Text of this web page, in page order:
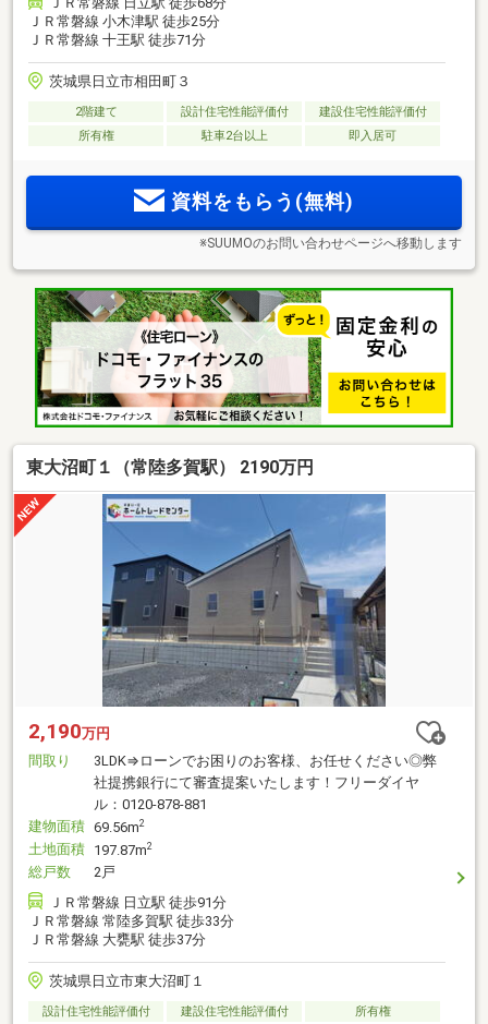
ＪＲ常磐線 小木津駅 徒歩25分
ＪＲ常磐線 十王駅 徒歩71分
茨城県日立市相田町３
2階建て 設計住宅性能評価付
建設住宅性能評価付
所有権
駐車2台以上 即入居可
資料をもらう(無料)
※SUUMOのお問い合わせページへ移動します
東大沼町１（常陸多賀駅） 2190万円
2,190万円
間取り
3LDK⇒ローンでお困りのお客様、お任せください◎弊
社提携銀行にて審査提案いたします！フリーダイヤ
ル：0120-878-881
建物面積 69.56m2
土地面積 197.87m2
総戸数
2戸
ＪＲ常磐線 日立駅 徒歩91分
ＪＲ常磐線 常陸多賀駅 徒歩33分
ＪＲ常磐線 大甕駅 徒歩37分
茨城県日立市東大沼町１
設計住宅性能評価付 建設住宅性能評価付
所有権